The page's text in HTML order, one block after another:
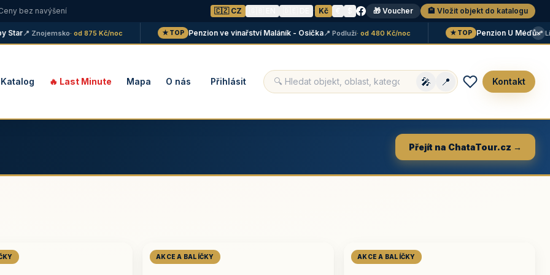
bez navýšení 🇨🇿 CZ · Kč 🎁 Voucher 🏨 Vložit objekt do katalogu
📍 Znojemsko· od 875 Kč/noc ★ TOP Penzion ve vinařství Maláník - Osička📍 Podluží· od 480 Kč/noc ★ TOP Penzion U Méďů📍 Lipno
×
Katalog 🔥 Last Minute Mapa O nás Přihlásit 🎤 📍 Kontakt
Přejít na ChataTour.cz →
AKCE A BALÍČKY AKCE A BALÍČKY